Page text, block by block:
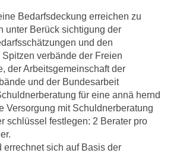
Bedarfsdeckung erreichen zu
unter Berück­ sichtigung der
und den
Spitzen­ verbände der Freien
der Arbeitsgemeinschaft der
und der Bundesarbeit
für eine annä ­hernd
Versorgung mit Schuldnerberatung
schlüssel festlegen: 2 Berater pro
errechnet sich auf Basis der